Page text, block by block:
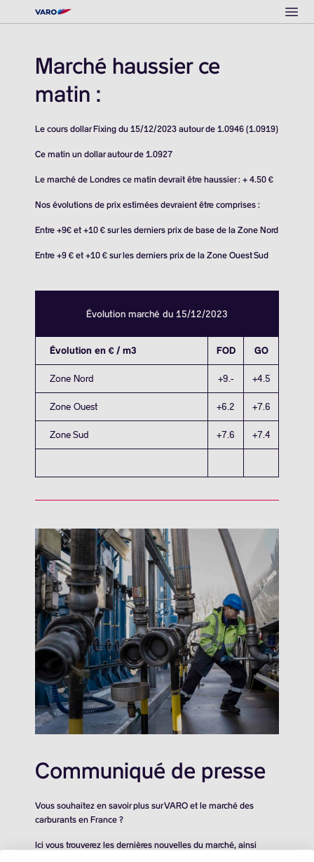
Marché haussier ce
matin :
Le cours dollar Fixing du 15/12/2023 autour de 1.0946 (1.0919)
Ce matin un dollar autour de 1.0927
Le marché de Londres ce matin devrait être haussier : + 4.50 €
Nos évolutions de prix estimées devraient être comprises :
Entre +9€ et +10 € sur les derniers prix de base de la Zone Nord
Entre +9 € et +10 € sur les derniers prix de la Zone Ouest Sud
Évolution marché du 15/12/2023
Évolution en € / m3 FOD GO
Zone Nord +9.- +4.5
Zone Ouest +6.2 +7.6
Zone Sud +7.6 +7.4
Communiqué de presse
Vous souhaitez en savoir plus sur VARO et le marché des
carburants en France ?
Ici vous trouverez les dernières nouvelles du marché, ainsi